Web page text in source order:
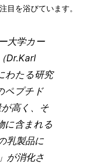
目を浴びています。
大学カー
Dr.Karl
わたる研究
ペプチド
高く、そ
に含まれる
乳製品に
が消化さ